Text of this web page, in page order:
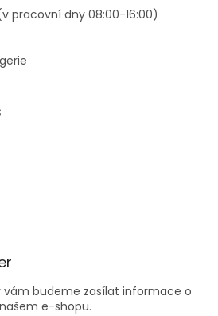
pracovní dny 08:00-16:00)
budeme zasílat informace o
e-shopu.